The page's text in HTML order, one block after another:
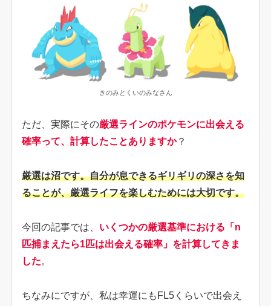
きのみとくいのみなさん
ただ、実際にその厳選ラインのポケモンに出会える
確率って、計算したことありますか？
厳選は沼です。自分が息できるギリギリの深さを知
ることが、厳選ライフを楽しむためには大切です。
今回の記事では、 いくつかの厳選基準における「n
匹捕まえたら1匹は出会える確率」を計算してきま
した。
ちなみにですが、私は幸運にもFL5くらいで出会え